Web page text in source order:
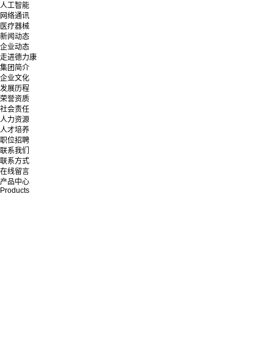
人工智能
网络通讯
医疗器械
新闻动态
企业动态
走进德力康
集团简介
企业文化
发展历程
荣誉资质
社会责任
人力资源
人才培养
职位招聘
联系我们
联系方式
在线留言
产品中心
Products